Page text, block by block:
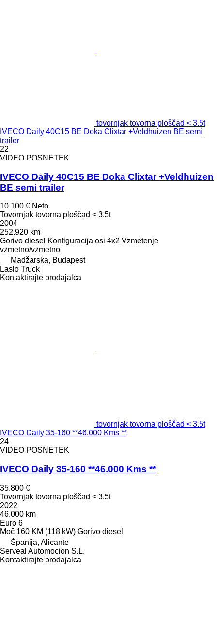
tovornjak tovorna ploščad < 3.5t
IVECO Daily 40C15 BE Doka Clixtar +Veldhuizen BE semi
trailer
22
VIDEO POSNETEK
IVECO Daily 40C15 BE Doka Clixtar +Veldhuizen
BE semi trailer
10.100 € Neto
Tovornjak tovorna ploščad < 3.5t
2004
252.920 km
Gorivo diesel Konfiguracija osi 4x2 Vzmetenje
vzmetno/vzmetno
Madžarska, Budapest
Laslo Truck
Kontaktirajte prodajalca
tovornjak tovorna ploščad < 3.5t
IVECO Daily 35-160 **46.000 Kms **
24
VIDEO POSNETEK
IVECO Daily 35-160 **46.000 Kms **
35.800 €
Tovornjak tovorna ploščad < 3.5t
2022
46.000 km
Euro 6
Moč 160 KM (118 kW) Gorivo diesel
Španija, Alicante
Serveal Automocion S.L.
Kontaktirajte prodajalca